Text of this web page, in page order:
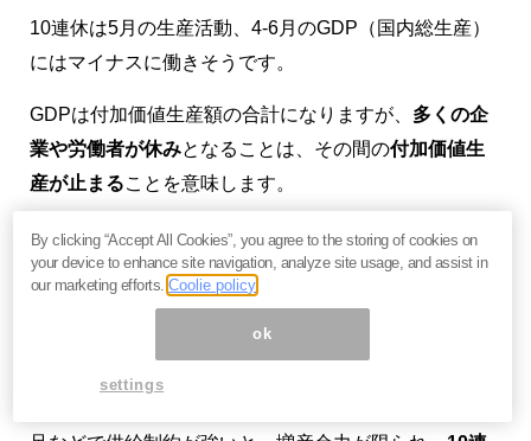
10連休は5月の生産活動、4-6月のGDP（国内総生産）
にはマイナスに働きそうです。
GDPは付加価値生産額の合計になりますが、 多くの企
業や労働者が休みとなることは、その間の付加価値生
産が止まることを意味します。
もちろん、連休中もむしろ「かき入れ時」とする業界
もありますが、そこでの生産能力には限界があり、
一方、製造業などでは連休中に工場を閉じた分、その
By clicking “Accept All Cookies”, you agree to the storing of cookies on
your device to enhance site navigation, analyze site usage, and assist in
our marketing efforts.Coolie policy
ok
settings